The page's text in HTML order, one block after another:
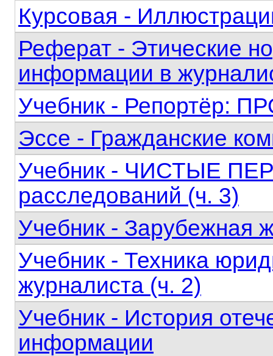
Курсовая -
Реферат - Этические
информации в
Учебник - Репортёр:
Эссе - Гражданские
Учебник - ЧИСТЫЕ
расследований (ч. 3)
Учебник - Зарубежная
Учебник - Техника
журналиста (ч. 2)
Учебник - История
информации